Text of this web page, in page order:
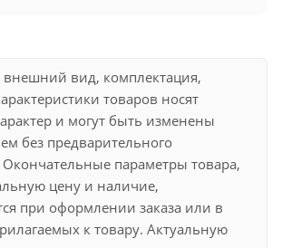
вид, комплектация,
товаров носят
и могут быть изменены
без предварительного
параметры товара,
цену и наличие,
при оформлении заказа или в
к товару. Актуальную